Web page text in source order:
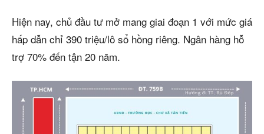
Hiện nay, chủ đầu tư mở mang giai đoạn 1 với mức giá
hấp dẫn chỉ 390 triệu/lô sổ hồng riêng. Ngân hàng hỗ
trợ 70% đến tận 20 năm.